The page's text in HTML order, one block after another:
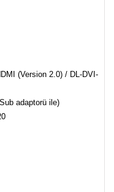
(Version 2.0) / DL-DVI-
adaptorü ile)